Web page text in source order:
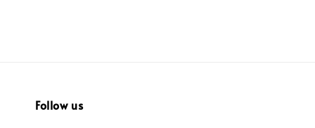
Follow us